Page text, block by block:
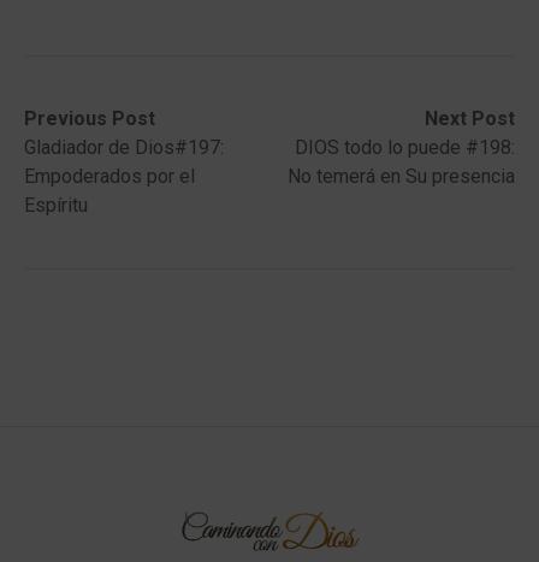
Post
navigation
Previous Post
Previous
post:Gladiador de Dios#197:
Empoderados por el
Espíritu
Next Post
Next
post:
DIOS todo lo puede #198:
No temerá en Su presencia